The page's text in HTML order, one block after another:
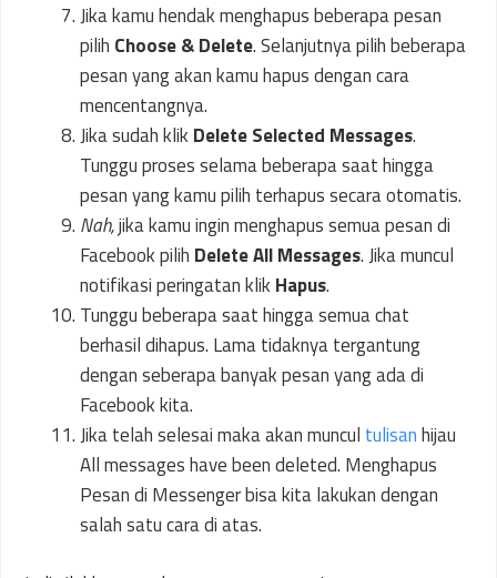
Jika kamu hendak menghapus beberapa pesan
pilih Choose & Delete. Selanjutnya pilih beberapa
pesan yang akan kamu hapus dengan cara
mencentangnya.
Jika sudah klik Delete Selected Messages.
Tunggu proses selama beberapa saat hingga
pesan yang kamu pilih terhapus secara otomatis.
Nah,jika kamu ingin menghapus semua pesan di
Facebook pilih Delete All Messages. Jika muncul
notifikasi peringatan klik Hapus.
Tunggu beberapa saat hingga semua chat
berhasil dihapus. Lama tidaknya tergantung
dengan seberapa banyak pesan yang ada di
Facebook kita.
Jika telah selesai maka akan muncul tulisanhijau
All messages have been deleted. Menghapus
Pesan di Messenger bisa kita lakukan dengan
salah satu cara di atas.